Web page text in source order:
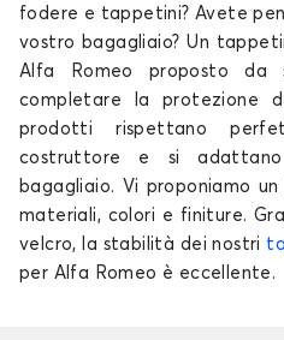
Tappetini per baule
fodere e tappetini? Avete
vostro bagagliaio? Un
Alfa Romeo proposto da
completare la protezione
prodotti rispettano
costruttore e si
bagagliaio. Vi proponiamo
materiali, colori e finiture.
velcro, la stabilità dei nostri
per Alfa Romeo è eccellente.